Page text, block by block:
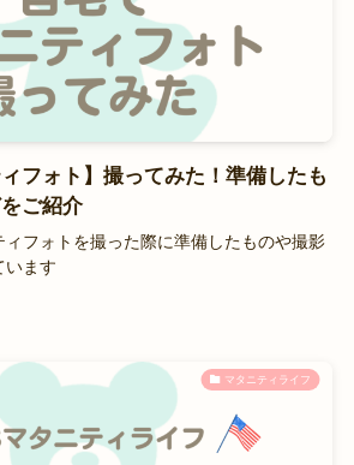
フォト】撮ってみた！準備したも
ご紹介
ィフォトを撮った際に準備したものや撮影
います
マタニティライフ